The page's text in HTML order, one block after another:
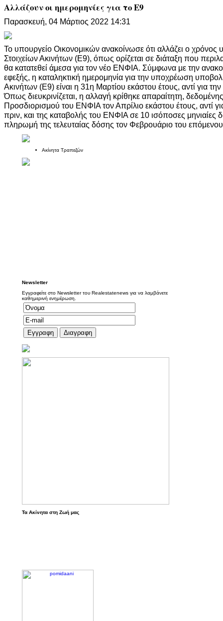
Αλλάζουν οι ημερομηνίες για το Ε9
Παρασκευή, 04 Μάρτιος 2022 14:31
Το υπουργείο Οικονομικών ανακοίνωσε ότι αλλάζει ο
Στοιχείων Ακινήτων (Ε9), όπως ορίζεται σε διάταξη που
θα κατατεθεί άμεσα για τον νέο ΕΝΦΙΑ. Σύμφωνα με την
εφεξής, η καταληκτική ημερομηνία για την υποχρέωση
Ακινήτων (Ε9) είναι η 31η Μαρτίου εκάστου έτους, αντί για
Όπως διευκρινίζεται, η αλλαγή κρίθηκε απαραίτητη,
Προσδιορισμού του ΕΝΦΙΑ τον Απρίλιο εκάστου έτους, αντί
πριν, και της καταβολής του ΕΝΦΙΑ σε 10 ισόποσες μηνιαίες
πληρωμή της τελευταίας δόσης τον Φεβρουάριο του
Ακίνητα Τραπεζών
Newsletter
Εγγραφείτε στο Newsletter του Realestatenews για να λαμβάνετε
καθημερινή ενημέρωση.
Τα Ακίνητα στη Ζωή μας